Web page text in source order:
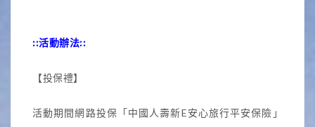
::活動辦法::
【投保禮】
活動期間網路投保「中國人壽新E安心旅行平安保險」